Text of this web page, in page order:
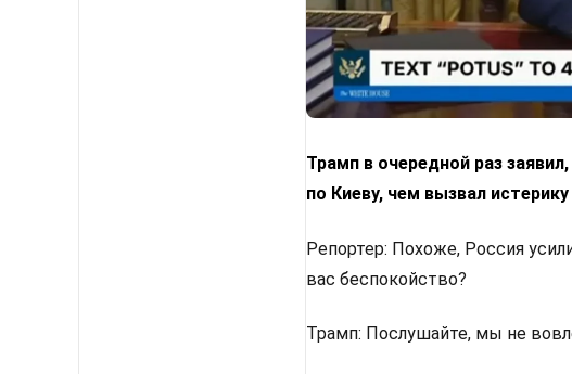
Трамп в очередной раз
по Киеву, чем вызвал
Репортер: Похоже, Россия
вас беспокойство?
Трамп: Послушайте, мы не